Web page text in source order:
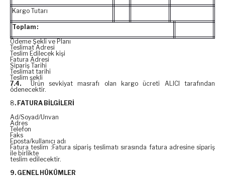
Kargo Tutarı
Toplam :
Ödeme Şekli ve Planı
Teslimat Adresi
Teslim Edilecek kişi
Fatura Adresi
Sipariş Tarihi
Teslimat tarihi
Teslim şekli
7.4. Ürün sevkiyat masrafı olan kargo ücreti ALICI tarafından
ödenecektir.
8. FATURA BİLGİLERİ
Ad/Soyad/Unvan
Adres
Telefon
Faks
Eposta/kullanıcı adı
Fatura teslim :Fatura sipariş teslimatı sırasında fatura adresine sipariş
ile birlikte
teslim edilecektir.
9. GENEL HÜKÜMLER